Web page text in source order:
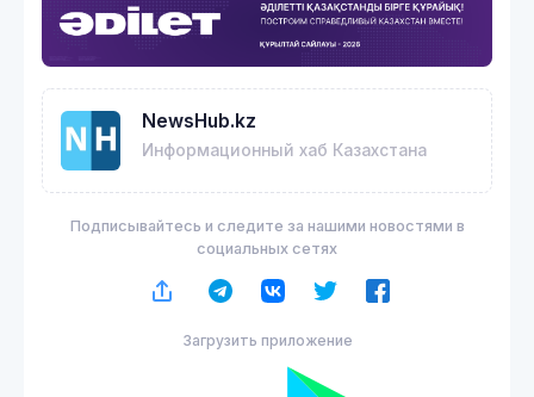
NewsHub.kz
Информационный хаб Казахстана
Подписывайтесь и следите за нашими новостями в
социальных сетях
Загрузить приложение